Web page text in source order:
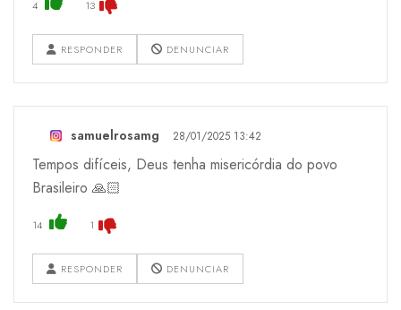
4 13
RESPONDER DENUNCIAR
samuelrosamg 28/01/2025 13:42
Tempos difíceis, Deus tenha misericórdia do povo
Brasileiro 🙏🏻
14 1
RESPONDER DENUNCIAR